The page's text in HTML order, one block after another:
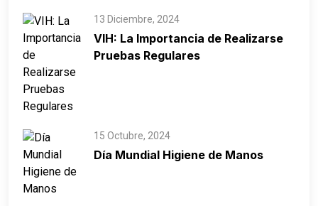
13 Diciembre, 2024
VIH: La Importancia de Realizarse
Pruebas Regulares
15 Octubre, 2024
Día Mundial Higiene de Manos